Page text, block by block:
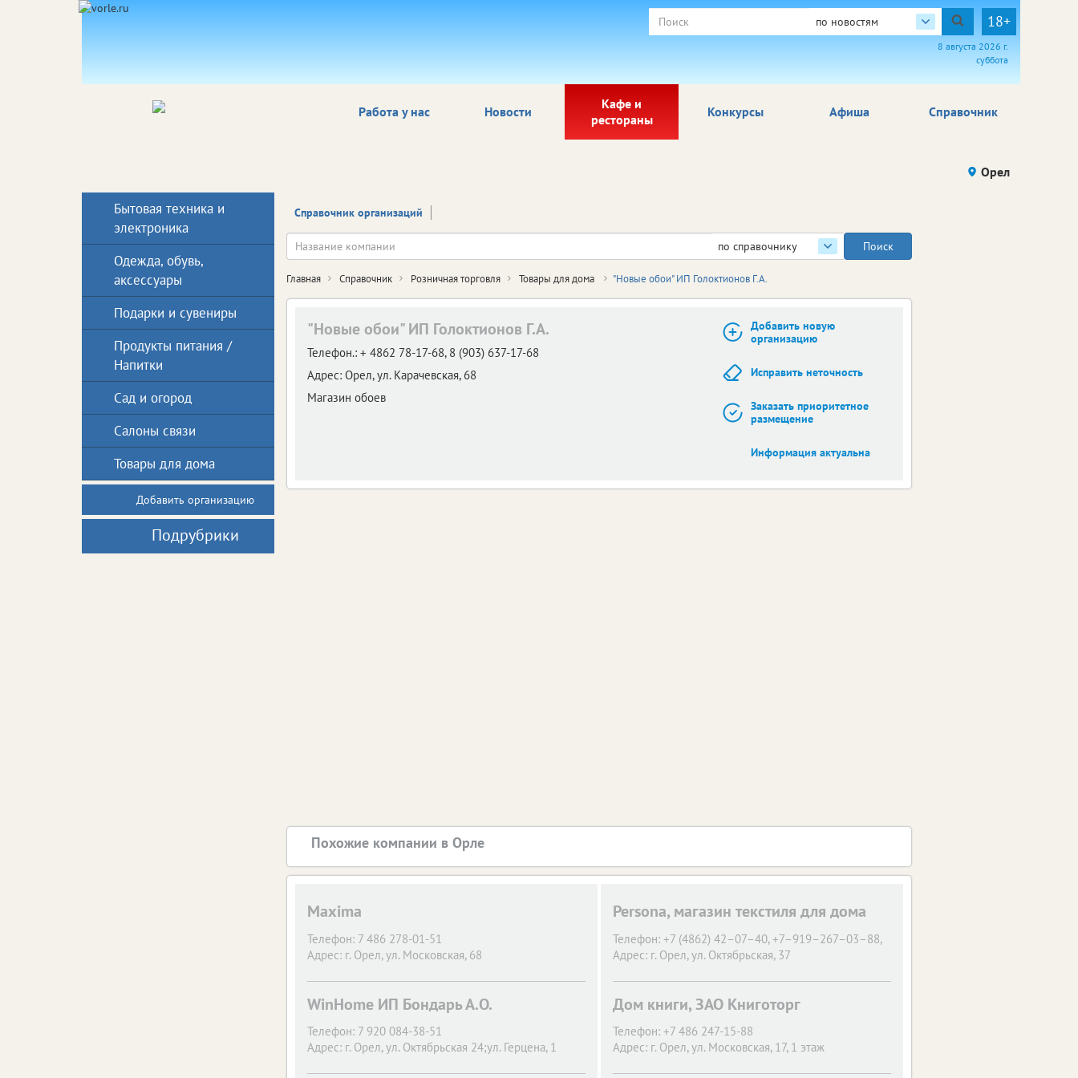
по новостям 18+
8 августа 2026 г.
суббота
Работа у нас Новости
Кафе и
рестораны
Афиша Справочник
Конкурсы
Орел
Справочник организаций
по справочнику
Главная Справочник Розничная торговля Товары для дома "Новые обои" ИП Голоктионов Г.А.
"Новые обои" ИП Голоктионов Г.А.
Телефон.: + 4862 78-17-68, 8 (903) 637-17-68
Адрес: Орел,ул. Карачевская, 68
Магазин обоев
Добавить новую
организацию
Исправить неточность
Заказать приоритетное
размещение
Информация актуальна
Похожие компании в Орле
Maxima
Телефон: 7 486 278-01-51
Адрес: г. Орел, ул. Московская, 68
Persona, магазин текстиля для дома
Телефон: +7 (4862) 42–07–40, +7–919–267–03–88,
Адрес: г. Орел, ул. Октябрьская, 37
WinHome ИП Бондарь А.О.
Телефон: 7 920 084-38-51
Адрес: г. Орел, ул. Октябрьская 24;ул. Герцена, 1
Дом книги, ЗАО Книготорг
Телефон: +7 486 247-15-88
Адрес: г. Орел, ул. Московская, 17, 1 этаж
Бытовая техника и
электроника
Одежда, обувь,
аксессуары
Подарки и сувениры
Продукты питания /
Напитки
Сад и огород
Салоны связи
Товары для дома
Добавить организацию
Подрубрики